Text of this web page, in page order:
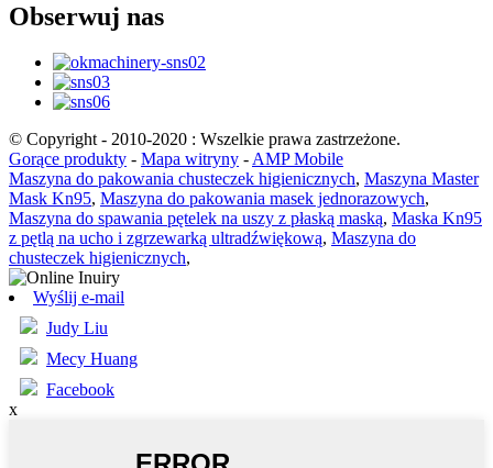
Obserwuj nas
© Copyright - 2010-2020 : Wszelkie prawa zastrzeżone.
Gorące produkty - Mapa witryny -AMP Mobile
Maszyna do pakowania chusteczek higienicznych, Maszyna Master
Mask Kn95, Maszyna do pakowania masek jednorazowych,
Maszyna do spawania pętelek na uszy z płaską maską, Maska Kn95
z pętlą na ucho i zgrzewarką ultradźwiękową, Maszyna do
chusteczek higienicznych,
Wyślij e-mail
Judy Liu
Mecy Huang
Facebook
x